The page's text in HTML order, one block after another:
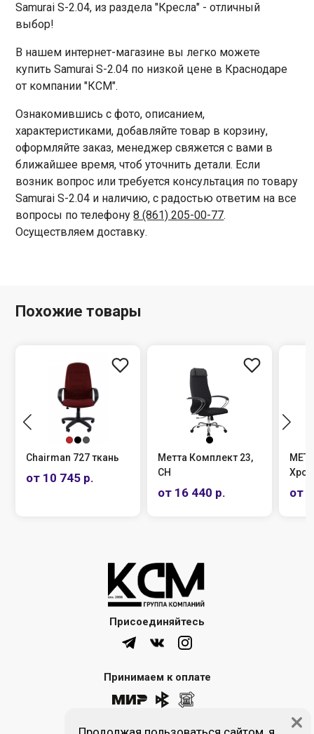
Samurai S-2.04, из раздела "Кресла" - отличный
выбор!
В нашем интернет-магазине вы легко можете
купить Samurai S-2.04 по низкой цене в Краснодаре
от компании "КСМ".
Ознакомившись с фото, описанием,
характеристиками, добавляйте товар в корзину,
оформляйте заказ, менеджер свяжется с вами в
ближайшее время, чтоб уточнить детали. Если
возник вопрос или требуется консультация по товару
Samurai S-2.04 и наличию, с радостью ответим на все
вопросы по телефону8 (861) 205-00-77.
Осуществляем доставку.
Похожие товары
Метта Комплект 23,
СН
МЕТТА Комплект 19,
от 14 560 р.
Присоединяйтесь
Принимаем к оплате